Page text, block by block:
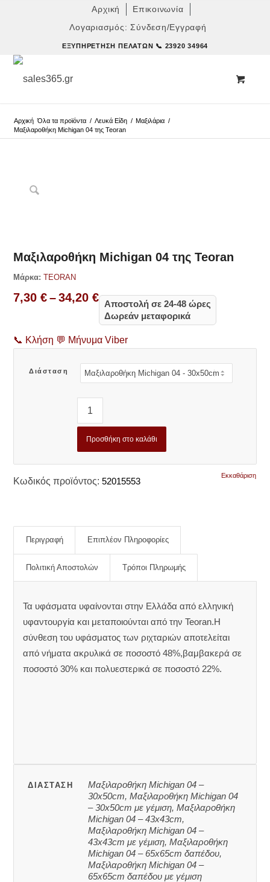
Αρχική
Επικοινωνία
Λογαριασμός: Σύνδεση/Εγγραφή
ΕΞΥΠΗΡΈΤΗΣΗ ΠΕΛΑΤΏΝ 📞 23920 34964
Αρχική Όλα τα προϊόντα / Λευκά Είδη / Μαξιλάρια /
Μαξιλαροθήκη Michigan 04 της Teoran
Μαξιλαροθήκη Michigan 04 της Teoran
Μάρκα: TEORAN
7,30€ – 34,20€Price
range:
7,30 €
through
Αποστολή σε 24-48 ώρες
Δωρεάν μεταφορικά
📞 Κλήση 💬 Μήνυμα Viber
Διάσταση
Εκκαθάριση
Προσθήκη στο καλάθι
Κωδικός προϊόντος: 52015553
Περιγραφή Επιπλέον Πληροφορίες
Πολιτική Αποστολών Τρόποι Πληρωμής
Τα υφάσματα υφαίνονται στην Ελλάδα από ελληνική
υφαντουργία και μεταποιούνται από την Teoran.Η
σύνθεση του υφάσματος των ριχταριών αποτελείται
από νήματα ακρυλικά σε ποσοστό 48%,βαμβακερά σε
ποσοστό 30% και πολυεστερικά σε ποσοστό 22%.
ΔΙΆΣΤΑΣΗ
Μαξιλαροθήκη Michigan 04 –
30x50cm, Μαξιλαροθήκη Michigan 04
– 30x50cm με γέμιση, Μαξιλαροθήκη
Michigan 04 – 43x43cm,
Μαξιλαροθήκη Michigan 04 –
43x43cm με γέμιση, Μαξιλαροθήκη
Michigan 04 – 65x65cm δαπέδου,
Μαξιλαροθήκη Michigan 04 –
65x65cm δαπέδου με γέμιση